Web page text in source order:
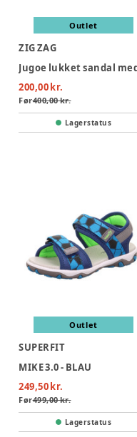
Outlet
ZIG ZAG
200,00 kr.
Før400,00 kr.
Lagerstatus
Outlet
SUPERFIT
MIKE 3.0 - BLAU
249,50 kr.
Før499,00 kr.
Lagerstatus